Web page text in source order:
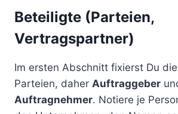
Beteiligte (Parteien,
Vertragspartner)
Im ersten Abschnitt fixierst Du
Parteien, daher Auftraggeber
Auftragnehmer. Notiere je